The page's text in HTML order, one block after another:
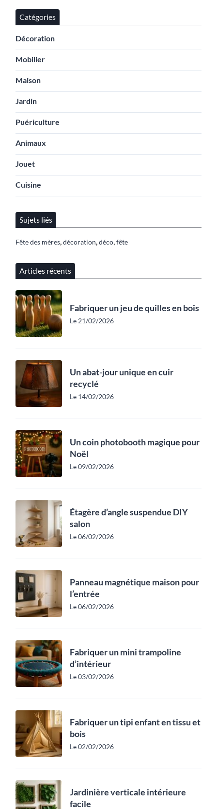
Catégories
Décoration
Mobilier
Maison
Jardin
Puériculture
Animaux
Jouet
Cuisine
Sujets liés
Fête des mères décoration déco fête
Articles récents
Fabriquer un jeu de quilles en bois
Le 21/02/2026
Un abat-jour unique en cuir
recyclé
Le 14/02/2026
Un coin photobooth magique pour
Noël
Le 09/02/2026
Étagère d’angle suspendue DIY
salon
Le 06/02/2026
Panneau magnétique maison pour
l’entrée
Le 06/02/2026
Fabriquer un mini trampoline
d’intérieur
Le 03/02/2026
Fabriquer un tipi enfant en tissu et
bois
Le 02/02/2026
Jardinière verticale intérieure
facile